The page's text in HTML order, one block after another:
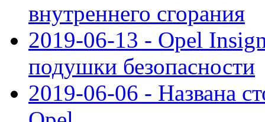
внутреннего сгорания
2019-06-13 - Opel
подушки безопасности
2019-06-06 - Названа